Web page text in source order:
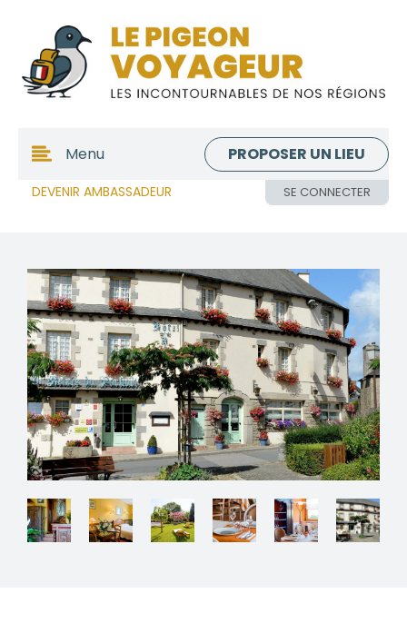
DEVENIR AMBASSADEUR SE CONNECTER
Menu PROPOSER UN LIEU